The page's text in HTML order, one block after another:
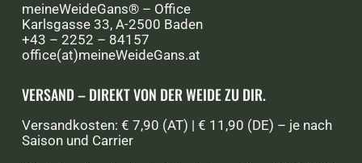
meineWeideGans® – Office
Karlsgasse 33, A-2500 Baden
+43 – 2252 – 84157
office(at)meineWeideGans.at
VERSAND – DIREKT VON DER WEIDE ZU DIR.
Versandkosten: € 7,90 (AT) | € 11,90 (DE) – je nach
Saison und Carrier